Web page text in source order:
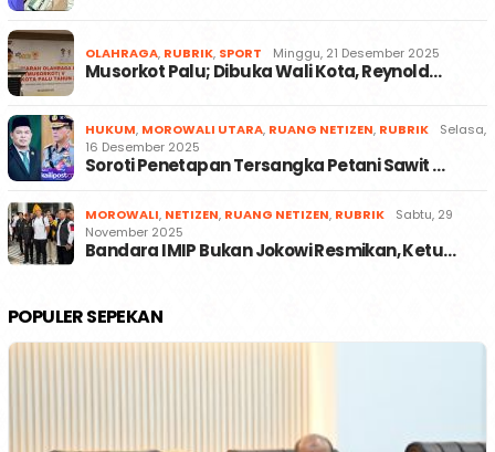
OLAHRAGA, RUBRIK, SPORT Minggu, 21 Desember 2025
Musorkot Palu; Dibuka Wali Kota, Reynold…
HUKUM, MOROWALI UTARA, RUANG NETIZEN, RUBRIK
Selasa,
16 Desember 2025
Soroti Penetapan Tersangka Petani Sawit …
MOROWALI, NETIZEN, RUANG NETIZEN, RUBRIK
Sabtu, 29
November 2025
Bandara IMIP Bukan Jokowi Resmikan, Ketu…
POPULER SEPEKAN